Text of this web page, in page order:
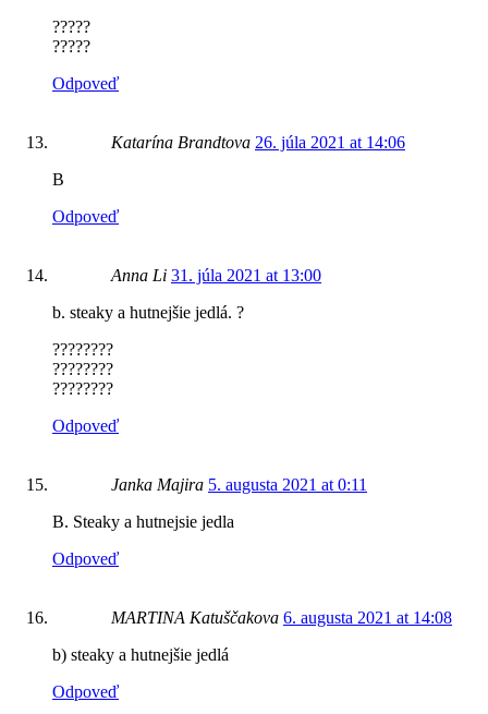
?????
?????
Odpoveď
Katarína Brandtova 26. júla 2021 at 14:06
B
Odpoveď
Anna Li 31. júla 2021 at 13:00
b. steaky a hutnejšie jedlá. ?
????????
????????
????????
Odpoveď
Janka Majira 5. augusta 2021 at 0:11
B. Steaky a hutnejsie jedla
Odpoveď
MARTINA Katuščakova 6. augusta 2021 at 14:08
b) steaky a hutnejšie jedlá
Odpoveď